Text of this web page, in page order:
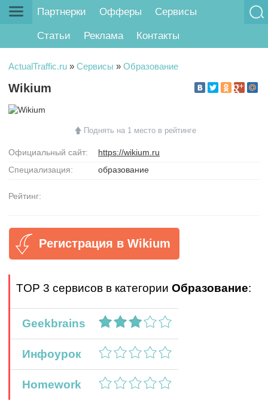
Партнерки Офферы Сервисы
Статьи Реклама Контакты
ActualTraffic.ru » Сервисы » Образование
Wikium
Поднять на 1 место в рейтинге
Официальный сайт:
https://wikium.ru
Специализация:
образование
Рейтинг:
Регистрация в Wikium
TOP 3 сервисов в категории Образование:
Geekbrains
Инфоурок
Homework